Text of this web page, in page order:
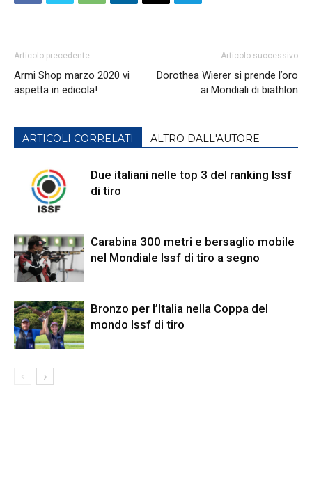
Articolo precedente
Armi Shop marzo 2020 vi
aspetta in edicola!
Articolo successivo
Dorothea Wierer si prende l’oro
ai Mondiali di biathlon
ARTICOLI CORRELATI ALTRO DALL'AUTORE
Due italiani nelle top 3 del ranking Issf
di tiro
Carabina 300 metri e bersaglio mobile
nel Mondiale Issf di tiro a segno
Bronzo per l’Italia nella Coppa del
mondo Issf di tiro